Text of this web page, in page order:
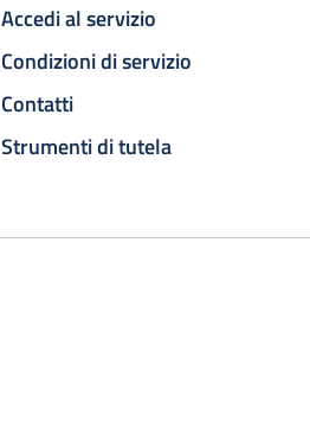
Accedi al servizio
Condizioni di servizio
Contatti
Strumenti di tutela